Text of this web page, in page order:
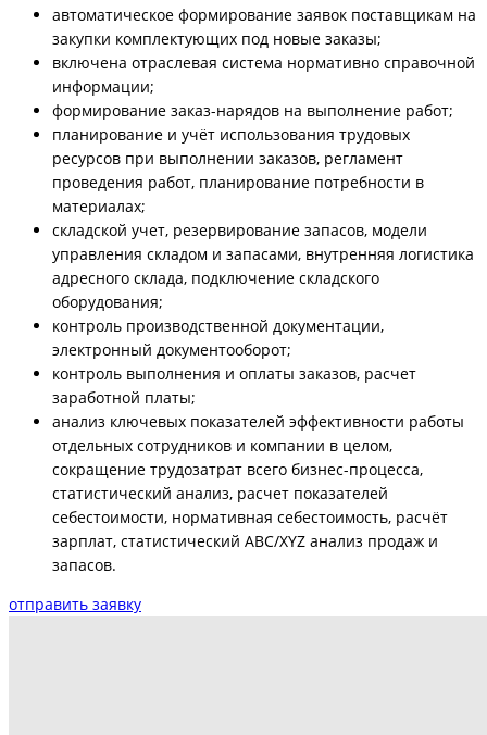
автоматическое формирование заявок поставщикам на
закупки комплектующих под новые заказы;
включена отраслевая система нормативно справочной
информации;
формирование заказ-нарядов на выполнение работ;
планирование и учёт использования трудовых
ресурсов при выполнении заказов, регламент
проведения работ, планирование потребности в
материалах;
складской учет, резервирование запасов, модели
управления складом и запасами, внутренняя логистика
адресного склада, подключение складского
оборудования;
контроль производственной документации,
электронный документооборот;
контроль выполнения и оплаты заказов, расчет
заработной платы;
анализ ключевых показателей эффективности работы
отдельных сотрудников и компании в целом,
сокращение трудозатрат всего бизнес-процесса,
статистический анализ, расчет показателей
себестоимости, нормативная себестоимость, расчёт
зарплат, статистический ABC/XYZ анализ продаж и
запасов.
отправить заявку